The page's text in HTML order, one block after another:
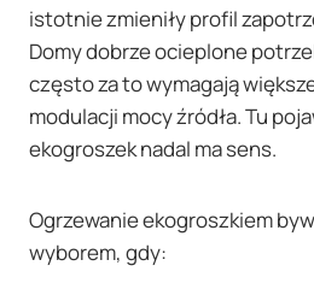
istotnie zmieniły profil
Domy dobrze ocieplone
często za to wymagają
modulacji mocy źródła. Tu
ekogroszek nadal ma sens.
Ogrzewanie ekogroszkiem
wyborem, gdy: